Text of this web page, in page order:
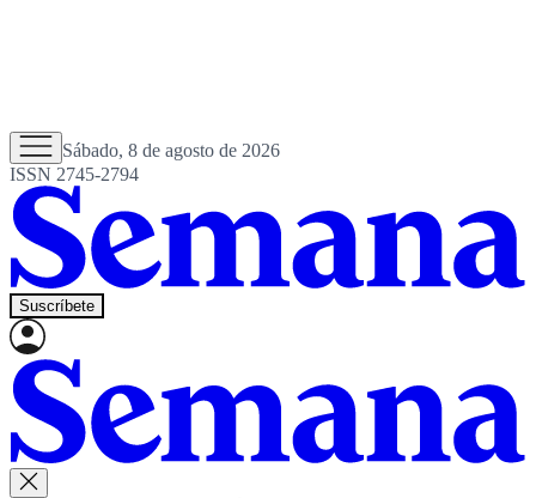
Sábado, 8 de agosto de 2026
ISSN 2745-2794
Suscríbete